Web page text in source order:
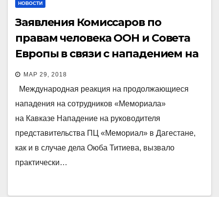
НОВОСТИ
Заявления Комиссаров по
правам человека ООН и Совета
Европы в связи с нападением на
Сиражутдина Дациева
МАР 29, 2018
Международная реакция на продолжающиеся
нападения на сотрудников «Мемориала»
на Кавказе Нападение на руководителя
представительства ПЦ «Мемориал» в Дагестане,
как и в случае дела Оюба Титиева, вызвало
практически…